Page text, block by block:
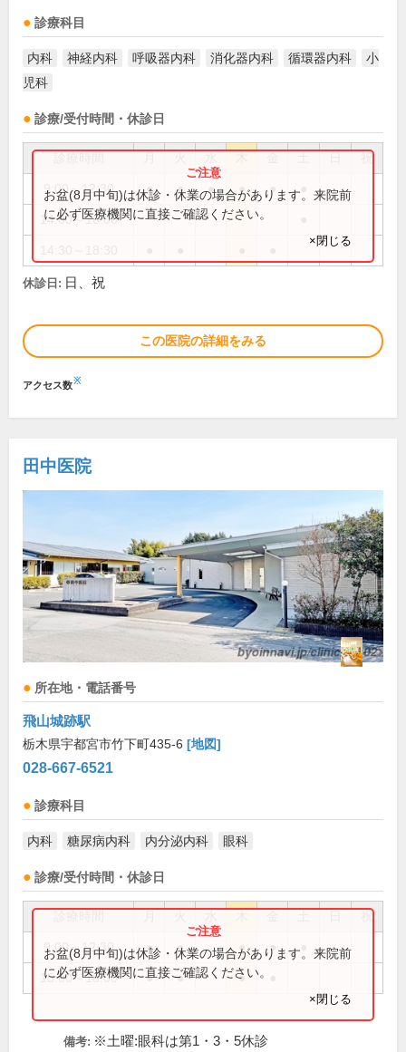
診療科目
内科 神経内科 呼吸器内科 消化器内科 循環器内科
小
児科
診療/受付時間・休診日
祝
9:00～12:30 ● ● ● ● ●
14:00～16:00
お盆(8月中旬)は休診・休業の場合があります。来院前
に必ず医療機関に直接ご確認ください。
×閉じる
休診日: 日、祝
この医院の詳細をみる
アクセス数※
田中医院
所在地・電話番号
飛山城跡駅
栃木県宇都宮市竹下町435-6 [地図]
028-667-6521
診療科目
内科 糖尿病内科 内分泌内科 眼科
診療/受付時間・休診日
祝
9:00～12:30 ● ● ● ●
15:00～18:00 ● ● ●
お盆(8月中旬)は休診・休業の場合があります。来院前
に必ず医療機関に直接ご確認ください。
×閉じる
備考: ※土曜:眼科は第1・3・5休診